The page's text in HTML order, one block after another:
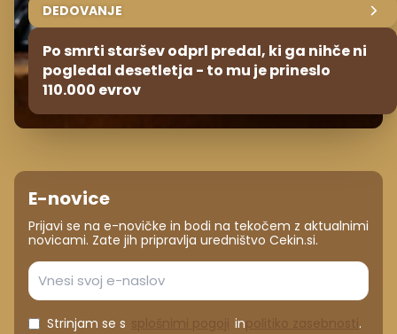
DEDOVANJE
Po smrti staršev odprl predal, ki ga nihče ni
pogledal desetletja - to mu je prineslo
110.000 evrov
E-novice
Prijavi se na e-novičke in bodi na tekočem z aktualnimi
novicami. Zate jih pripravlja uredništvo Cekin.si.
Strinjam se s in .